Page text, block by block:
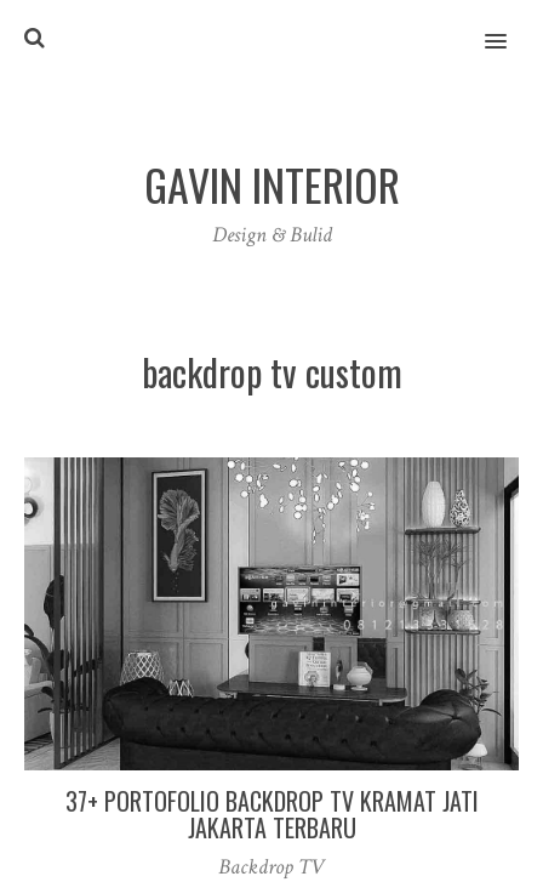
MENU
GAVIN INTERIOR
Design & Bulid
backdrop tv custom
37+ PORTOFOLIO BACKDROP TV KRAMAT JATI
JAKARTA TERBARU
Backdrop TV